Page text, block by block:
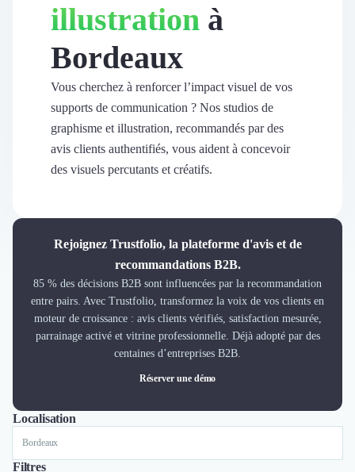
Révéler le réseau
Vitrine & média
Suivi du ROI
Voir tous nos avis clients
Demander une démo
Connexion
Formation
Teambuilding
Marque Employeur
Conseil en Management et Organisation
Portage Salarial
Responsabilité Sociétale des Entreprises (RSE)
Marketplace de freelance
Coaching
illustration à
Bordeaux
Vous cherchez à renforcer l’impact visuel de vos
supports de communication ? Nos studios de
graphisme et illustration, recommandés par des
avis clients authentifiés, vous aident à concevoir
des visuels percutants et créatifs.
Rejoignez Trustfolio, la plateforme d'avis et de
recommandations B2B.
85 % des décisions B2B sont influencées par la recommandation
entre pairs. Avec Trustfolio, transformez la voix de vos clients en
moteur de croissance : avis clients vérifiés, satisfaction mesurée,
parrainage activé et vitrine professionnelle. Déjà adopté par des
centaines d’entreprises B2B.
Réserver une démo
Localisation
ToutParisNantes
Filtres